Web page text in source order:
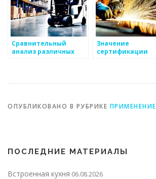
Сравнительный
анализ различных
Значение
сертификации
ОПУБЛИКОВАНО В РУБРИКЕ
ПОСЛЕДНИЕ МАТЕРИАЛЫ
Встроенная кухня 06.08.2026